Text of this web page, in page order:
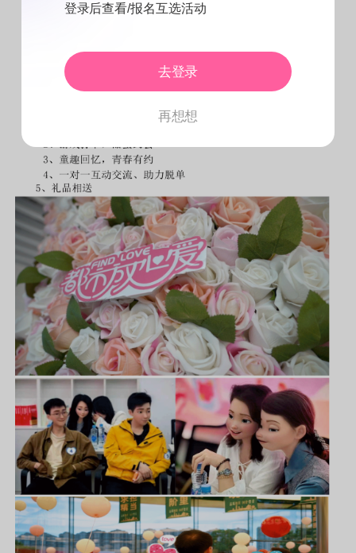
登录后查看/报名互选活动
去登录
再想想